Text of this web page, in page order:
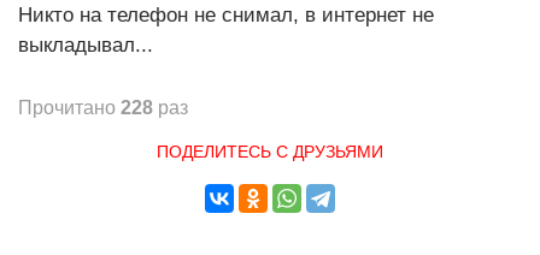
Никто на телефон не снимал, в интернет не
выкладывал...
Прочитано 228 раз
ПОДЕЛИТЕСЬ С ДРУЗЬЯМИ